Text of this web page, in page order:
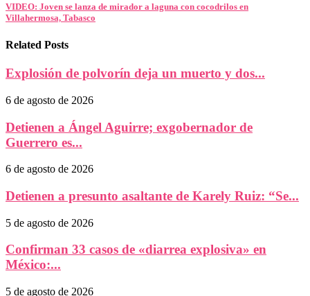
VIDEO: Joven se lanza de mirador a laguna con cocodrilos en
Villahermosa, Tabasco
Related Posts
Explosión de polvorín deja un muerto y dos...
6 de agosto de 2026
Detienen a Ángel Aguirre; exgobernador de
Guerrero es...
6 de agosto de 2026
Detienen a presunto asaltante de Karely Ruiz: “Se...
5 de agosto de 2026
Confirman 33 casos de «diarrea explosiva» en
México:...
5 de agosto de 2026